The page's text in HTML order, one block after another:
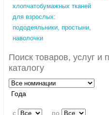
хлопчатобумажных тканей
для взрослых:
пододеяльники, простыни,
наволочки
Поиск товаров, услуг и
каталогу
Года
c по